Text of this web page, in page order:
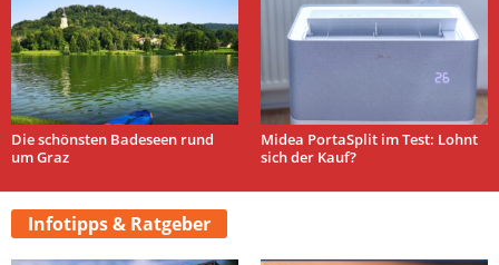
Die schönsten Badeseen rund
um Graz
Midea PortaSplit im Test: Lohnt
sich der Kauf?
Infotipps & Ratgeber